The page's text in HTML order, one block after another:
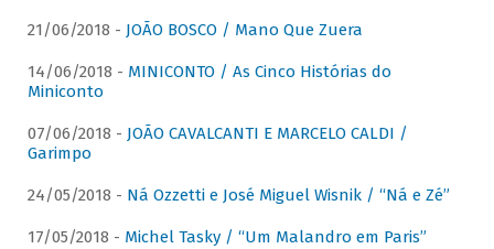
21/06/2018 - JOÃO BOSCO / Mano Que Zuera
14/06/2018 - MINICONTO / As Cinco Histórias do
Miniconto
07/06/2018 - JOÃO CAVALCANTI E MARCELO CALDI /
Garimpo
24/05/2018 - Ná Ozzetti e José Miguel Wisnik / “Ná e Zé”
17/05/2018 - Michel Tasky / “Um Malandro em Paris”